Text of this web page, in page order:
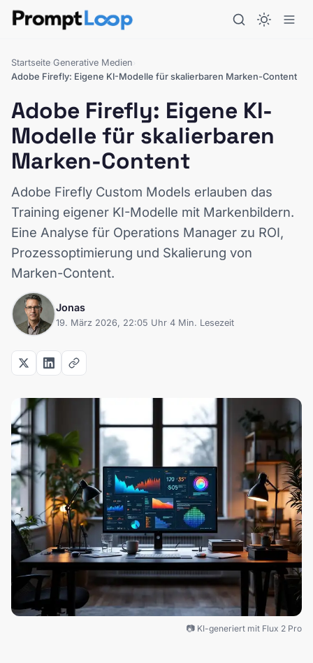
Startseite Generative Medien
Adobe Firefly: Eigene KI-Modelle für skalierbaren Marken-Content
Adobe Firefly: Eigene KI-
Modelle für skalierbaren
Marken-Content
Adobe Firefly Custom Models erlauben das
Training eigener KI-Modelle mit Markenbildern.
Eine Analyse für Operations Manager zu ROI,
Prozessoptimierung und Skalierung von
Marken-Content.
Jonas
19. März 2026, 22:05 Uhr 4 Min. Lesezeit
📷 KI-generiert mit Flux 2 Pro